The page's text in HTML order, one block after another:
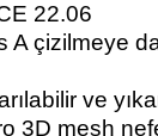
22.06
A çizilmeye
ve
3D mesh